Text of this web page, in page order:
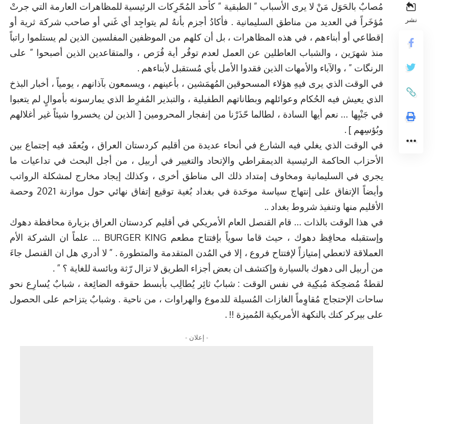
نشر
مُصابٌ بالحَوَل مَنْ لا يرى الأسباب ” الطبقية ” كأحد المُحّرِكات الرئيسية للمظاهرات العارمة التي جرتْ
مُؤخَراً في العديد من مناطق السليمانية . فأكادُ أجزم بأنهُ لم يتواجِد أي غَني أو صاحب شركة ثرية أو
إقطاعي أو أبناءهم ، في هذه المظاهرات ، بل أن كلهم من الموظفين المفلسين الذين لم يستلموا راتباً
منذ شهرَين ، والشباب العاطلين عن العمل لعدم توفُر أية فُرَص ، والمتقاعدين الذين أصبحوا ” على
الرنگات ” ، والآباء والأمهات الذين فقدوا الأمل بأي مُستقبل لأبناءهم .
في الوقت الذي يرى فيهِ هؤلاء المسحوقين المُهمَشين ، بأعينهم ، ويسمعون بآذانهم ، يومياً ، أخبار البذخ
الذي يعيش فيه الحُكام وعوائلهم وبطاناتهم الطفيلية ، والتبذير المُفرِط الذي يمارسونه بأموالٍ لم يتعبوا
في جَنْيِها … نعم أيها السادة ، لطالما حّذَرْنا من إنفجار المحرومين [ الذين لن يخسروا شيئاً غير أغلالهم
وبُؤسِهم ] .
في الوقت الذي يغلي فيه الشارع في أنحاء عديدة من أقليم كردستان العراق ، ويُعقَد فيه إجتماع بين
الأحزاب الحاكمة الرئيسية الديمقراطي والإتحاد والتغيير في أربيل ، من أجل البحث في تداعيات ما
يجري في السليمانية ومخاوف إمتداد ذلك الى مناطق أخرى ، وكذلك إيجاد مخارج لمشكلة الرواتب
وأيضاً الإتفاق على إنتهاج سياسة موحَدة في بغداد بُغية توقيع إتفاق نهائي حول موازنة 2021 وحصة
الأقليم منها وتنفيذ شروط بغداد ..
في هذا الوقت بالذات … قام القنصل العام الأمريكي في أقليم كردستان العراق بزيارة محافظة دهوك
وإستقبله محافِظ دهوك ، حيث قاما سوياً بإفتتاح مطعم BURGER KING … علماً ان الشركة الأم
العملاقة لاتعطي إمتيازاً لإفتتاح فروع ، إلا في المُدن المتقدمة والمتطورة . ” لا أدري هل ان القنصل جاءَ
من أربيل الى دهوك بالسيارة وإكتشف ان بعض أجزاء الطريق لا تزال رّثة وبائسة للغاية ؟ ” .
لقطةٌ مُضحِكة مُبكِية في نفس الوقت : شبابٌ ثائِر يُطالِب بأبسط حقوقه الضائِعة ، شبابٌ يُسارِع نحو
ساحات الإحتجاج مُقاوِماً الغازات المُسيلة للدموع والهراوات ، من ناحية . وشبابٌ يتزاحم على الحصول
على بيركر كنك بالنكهة الأمريكية المُميزة !! .
- إعلان -